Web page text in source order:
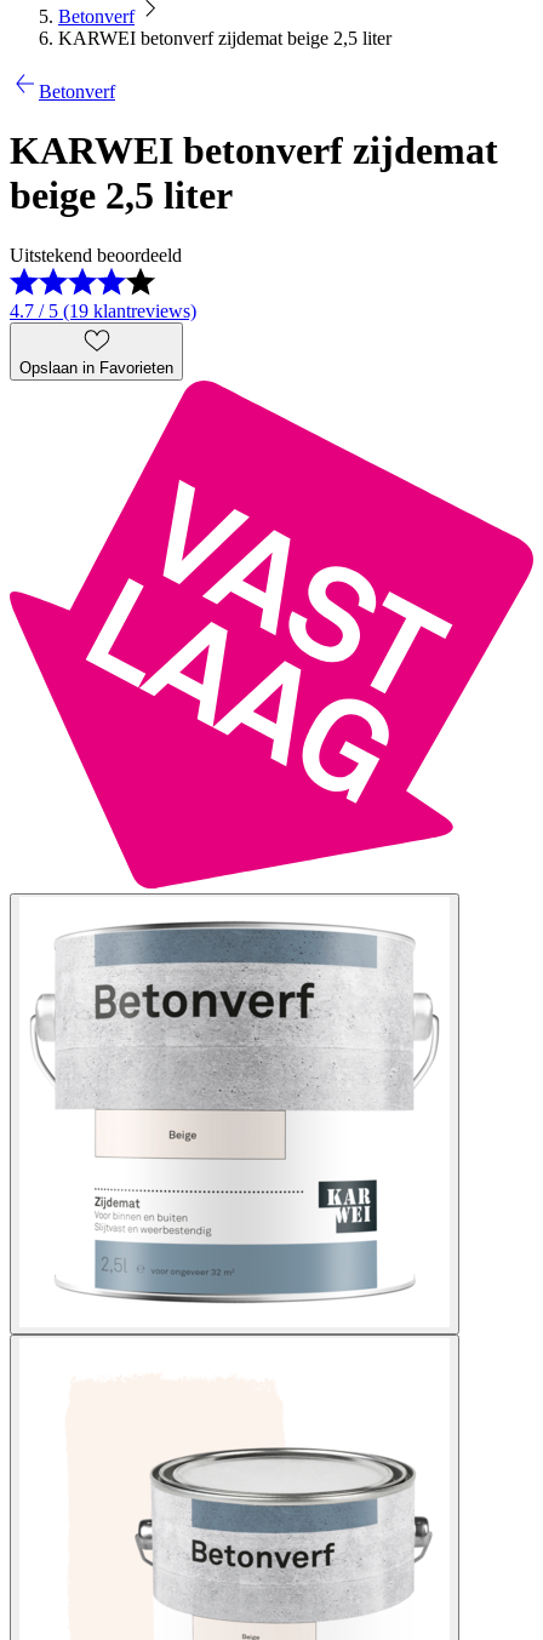
Betonverf
KARWEI betonverf zijdemat beige 2,5 liter
Betonverf
KARWEI betonverf zijdemat
beige 2,5 liter
Uitstekend beoordeeld
4.7 / 5 (19 klantreviews)
Opslaan in Favorieten